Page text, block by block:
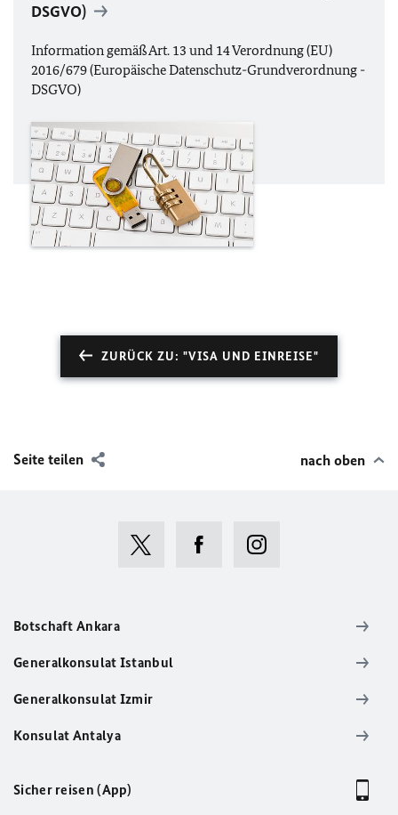
DSGVO)
Information gemäß Art. 13 und 14 Verordnung (EU)
2016/679 (Europäische Datenschutz-Grundverordnung -
DSGVO)
ZURÜCK ZU: "VISA UND EINREISE"
Seite teilen nach oben
Botschaft Ankara
Generalkonsulat Istanbul
Generalkonsulat Izmir
Konsulat Antalya
Sicher reisen (App)